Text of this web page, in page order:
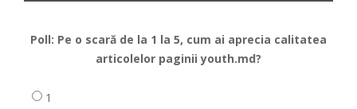
Poll: Pe o scară de la 1 la 5, cum ai aprecia calitatea
articolelor paginii youth.md?
1